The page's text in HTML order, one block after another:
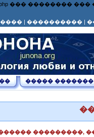
���
| ���������� |
����� �������
���������,